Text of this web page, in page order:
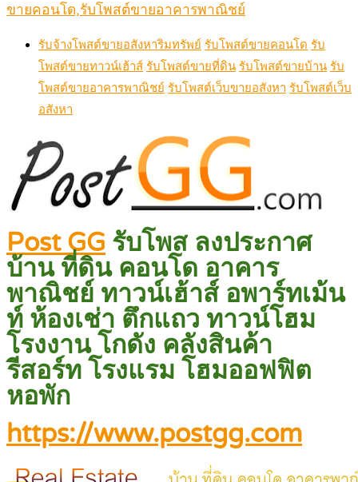
ขายคอนโด,รับโพสต์ขายอาคารพาณิชย์
รับจ้างโพสต์ขายอสังหาริมทรัพย์ รับโพสต์ขายคอนโด รับ
โพสต์ขายทาวน์เฮ้าส์ รับโพสต์ขายที่ดิน รับโพสต์ขายบ้าน รับ
โพสต์ขายอาคารพาณิชย์ รับโพสต์เว็บขายอสังหา รับโพสต์เว็บ
อสังหา
Post GG รับโพส ลงประกาศ
บ้าน ที่ดิน คอนโด อาคาร
พาณิชย์ ทาวน์เฮ้าส์ อพาร์ทเม้น
ท์ ห้องเช่า ตึกแถว ทาวน์โฮม
โรงงาน โกดัง คลังสินค้า
รีสอร์ท โรงแรม โฮมออฟฟิต
หอพัก
https://www.postgg.com